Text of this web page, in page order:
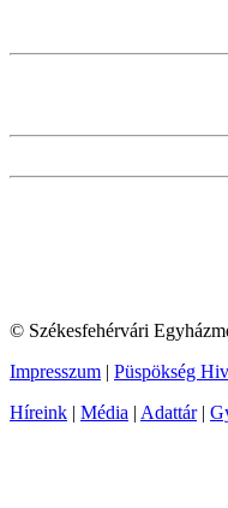
© Székesfehérvári
Impresszum | Püspökség
Híreink | Média | Adattár|